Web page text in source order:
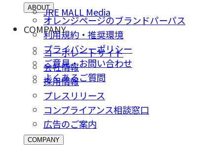
JRE MALL Media
ABOUT
オレンジページのブランドパーパス
利用規約・推奨環境
プライバシーポリシー
ご意⾒・お問い合わせ
よくあるご質問
COMPANY
コーポレートサイト
会社情報
採⽤情報
プレスリリース
コンプライアンス相談窓⼝
広告のご案内
COMPANY